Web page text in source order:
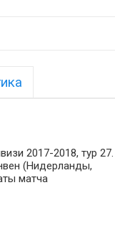
2017-2018, тур 27.
(Нидерланды,
матча